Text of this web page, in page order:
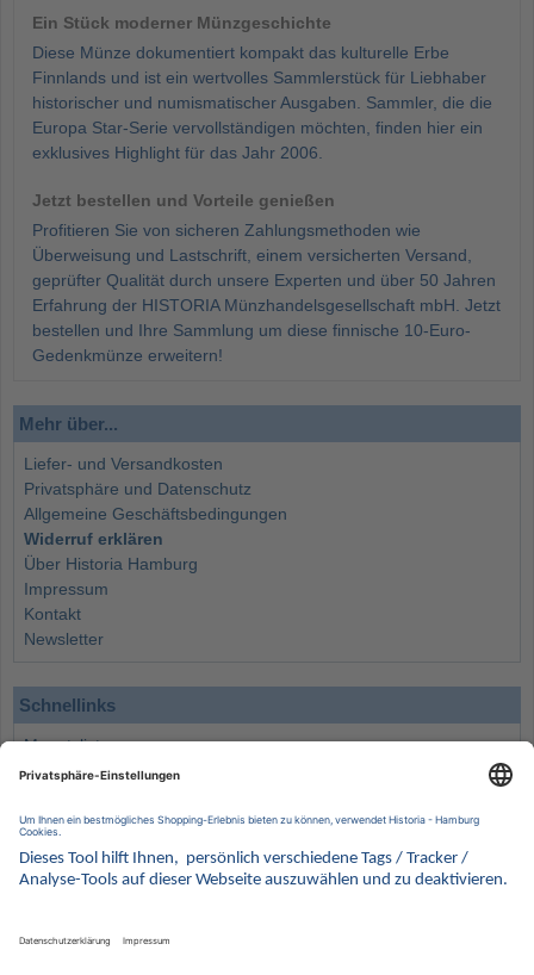
Ein Stück moderner Münzgeschichte
Diese Münze dokumentiert kompakt das kulturelle Erbe
Finnlands und ist ein wertvolles Sammlerstück für Liebhaber
historischer und numismatischer Ausgaben. Sammler, die die
Europa Star-Serie vervollständigen möchten, finden hier ein
exklusives Highlight für das Jahr 2006.
Jetzt bestellen und Vorteile genießen
Profitieren Sie von sicheren Zahlungsmethoden wie
Überweisung und Lastschrift, einem versicherten Versand,
geprüfter Qualität durch unsere Experten und über 50 Jahren
Erfahrung der HISTORIA Münzhandelsgesellschaft mbH. Jetzt
bestellen und Ihre Sammlung um diese finnische 10-Euro-
Gedenkmünze erweitern!
Mehr über...
Liefer- und Versandkosten
Privatsphäre und Datenschutz
Allgemeine Geschäftsbedingungen
Widerruf erklären
Über Historia Hamburg
Impressum
Kontakt
Newsletter
Schnellinks
Monatsliste
Angebote
Wissenswertes
Kontakt